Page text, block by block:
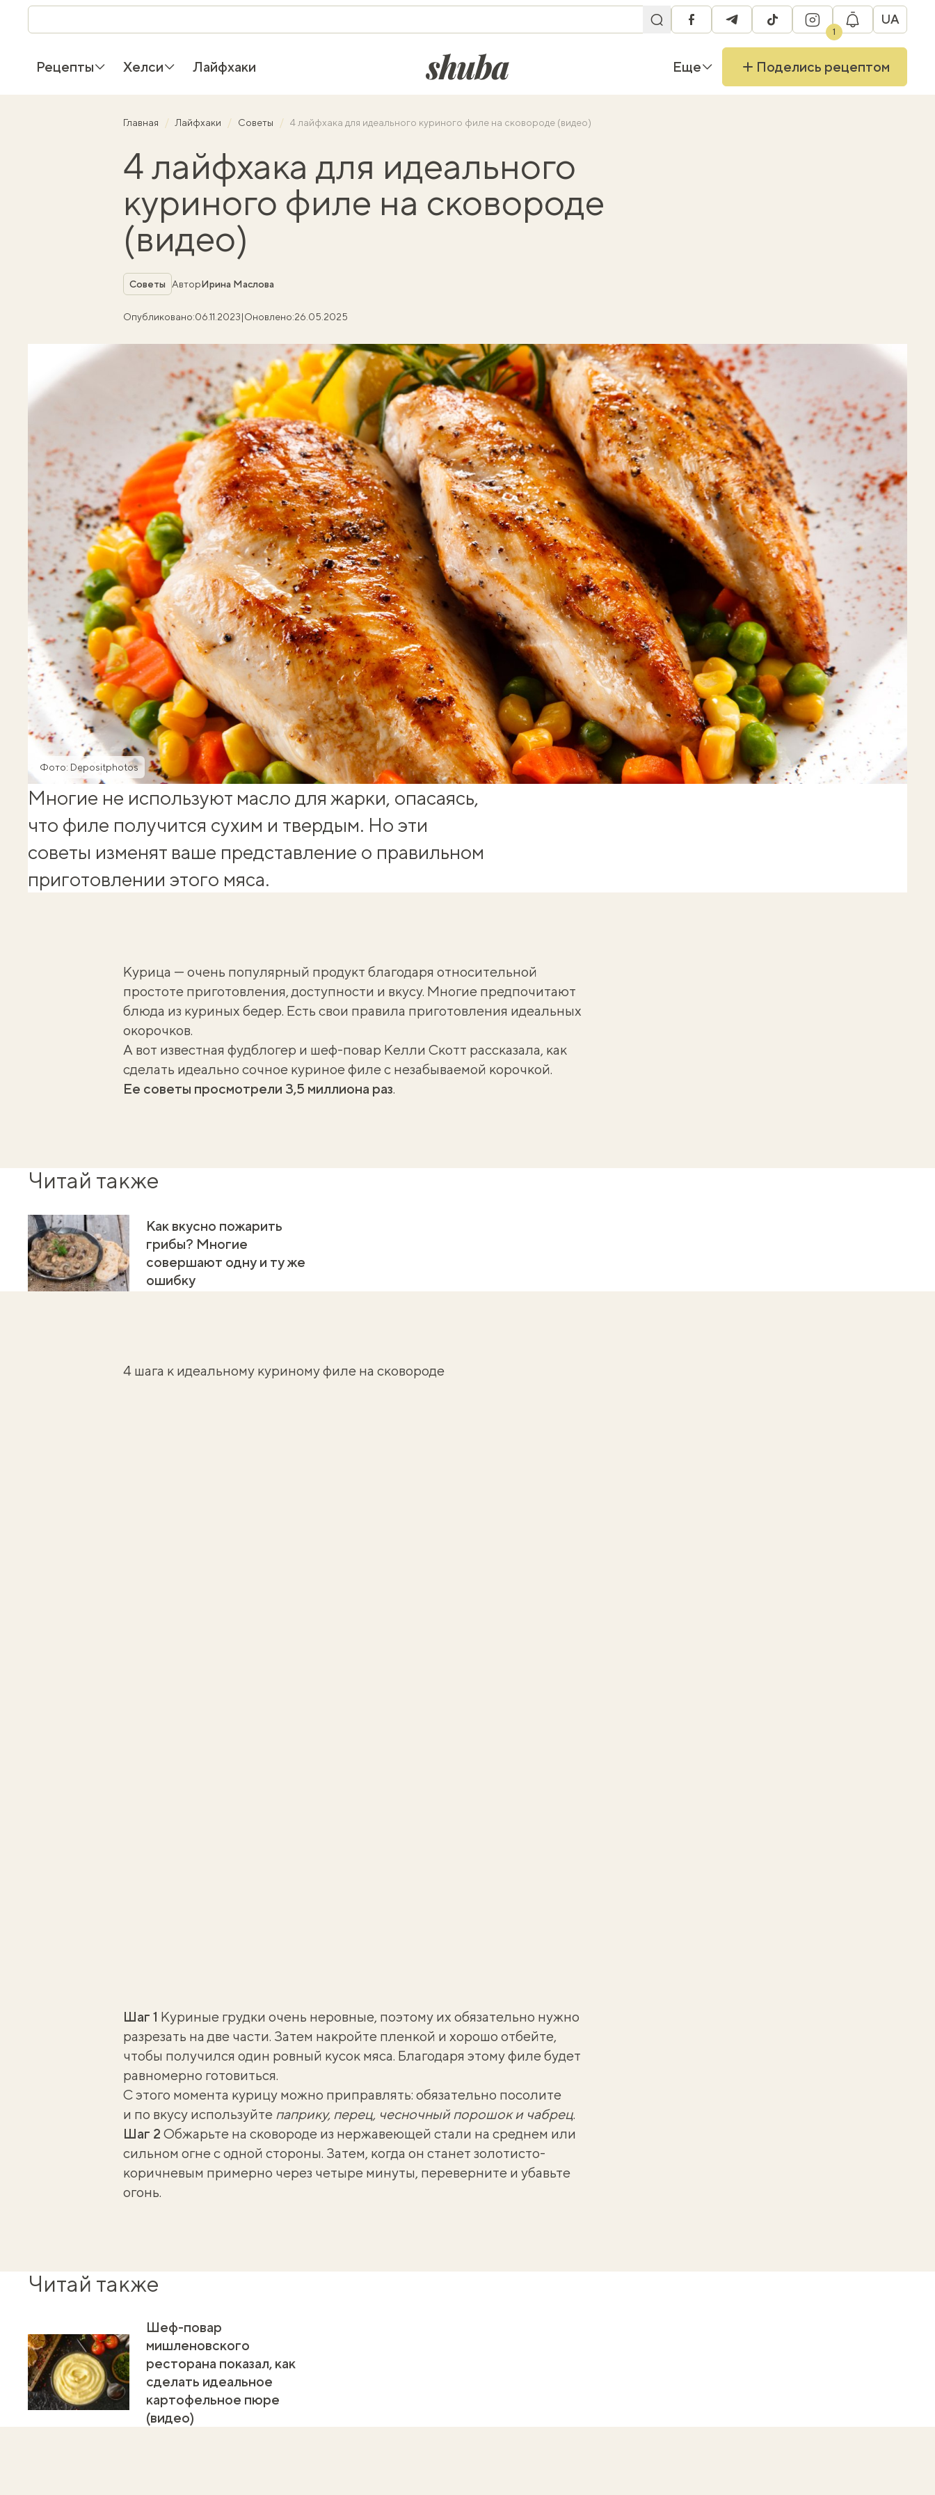
facebooktelegramtiktok instagram
1
UA
Рецепты Хелси Лайфхаки shuba.life Еще Поделись рецептом
Главная Лайфхаки Советы 4 лайфхака для идеального куриного филе на сковороде (видео)
4 лайфхака для идеального
куриного филе на сковороде
(видео)
Рубрика
Советы АвторИрина Маслова
Опубликовано:06.11.2023|Оновлено:26.05.2025
Фото: Depositphotos
Многие не используют масло для жарки, опасаясь,
что филе получится сухим и твердым. Но эти
советы изменят ваше представление о правильном
приготовлении этого мяса.
Курица — очень популярный продукт благодаря относительной
простоте приготовления, доступности и вкусу. Многие предпочитают
блюда из куриных бедер. Есть свои правила приготовления идеальных
окорочков.
А вот известная фудблогер и шеф-повар Келли Скотт рассказала, как
сделать идеально сочное куриное филе с незабываемой корочкой.
Ее советы просмотрели 3,5 миллиона раз.
Читай также
Как вкусно пожарить
грибы? Многие
совершают одну и ту же
ошибку
4 шага к идеальному куриному филе на сковороде
Шаг 1 Куриные грудки очень неровные, поэтому их обязательно нужно
разрезать на две части. Затем накройте пленкой и хорошо отбейте,
чтобы получился один ровный кусок мяса. Благодаря этому филе будет
равномерно готовиться.
С этого момента курицу можно приправлять: обязательно посолите
и по вкусу используйте паприку, перец, чесночный порошок и чабрец.
Шаг 2 Обжарьте на сковороде из нержавеющей стали на среднем или
сильном огне с одной стороны. Затем, когда он станет золотисто-
коричневым примерно через четыре минуты, переверните и убавьте
огонь.
Читай также
Шеф-повар
мишленовского
ресторана показал, как
сделать идеальное
картофельное пюре
(видео)